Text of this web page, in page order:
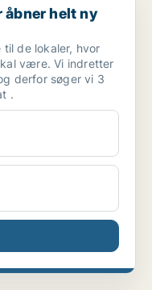
helt ny
til de lokaler, hvor
være. Vi indretter
derfor søger vi 3
.